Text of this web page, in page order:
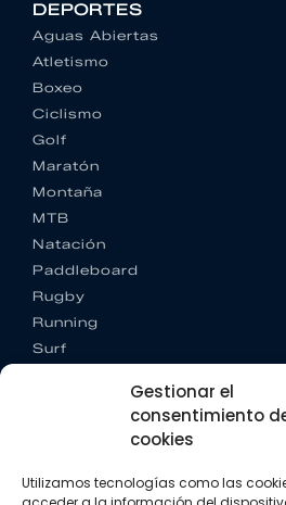
Gestionar el
consentimiento
cookies
Utilizamos tecnologías como las
DEPORTES
Aguas Abiertas
Atletismo
Boxeo
Ciclismo
Golf
Maratón
Montaña
MTB
Natación
Paddleboard
Rugby
Running
Surf
CONTACTO
+34 662 342 177